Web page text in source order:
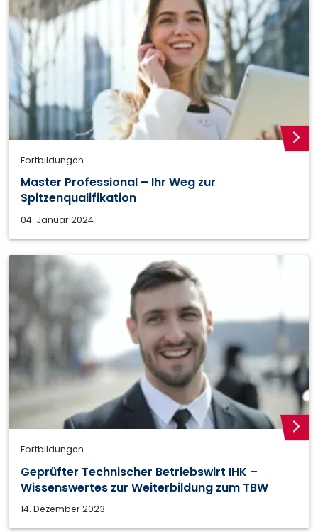
Fortbildungen
Master Professional – Ihr Weg zur
Spitzenqualifikation
04. Januar 2024
Fortbildungen
Geprüfter Technischer Betriebswirt IHK –
Wissenswertes zur Weiterbildung zum TBW
14. Dezember 2023